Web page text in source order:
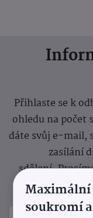
Přihlaste se k
ohledu na počet
dáte svůj e-mail,
zasílání
sdělení.
schránku,
Maximální
soukromí